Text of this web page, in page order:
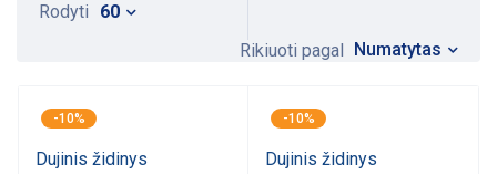
Rikiuoti pagal Numatytas
Rodyti 60
-10%
Dujinis židinys
-10%
Dujinis židinys